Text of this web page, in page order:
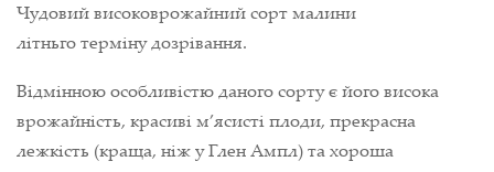
Чудовий високоврожайний сорт малини
літньго терміну дозрівання.
Відмінною особливістю даного сорту є його висока
врожайність, красиві м’ясисті плоди, прекрасна
лежкість (краща, ніж у Глен Ампл) та хороша